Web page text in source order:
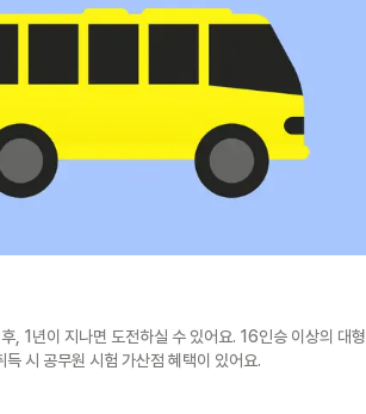
, 1년이 지나면 도전하실 수 있어요. 16인승 이상의 대형
득 시 공무원 시험 가산점 혜택이 있어요.